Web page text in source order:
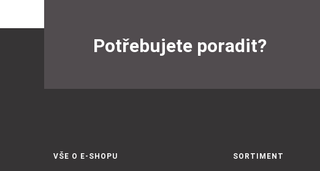
Potřebujete poradit?
VŠE O E-SHOPU SORTIMENT